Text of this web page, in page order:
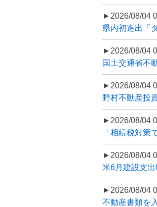
►2026/08/04
県内初進出「
►2026/08/04
国土交通省不
►2026/08/04
野村不動産投
►2026/08/04
「相続税対
►2026/08/04
米6月建設支出
►2026/08/04
不動産書類を